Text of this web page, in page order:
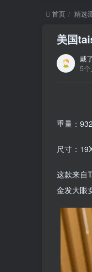
首页 精选
美国
戴
5
重量：
尺寸：
这款来自
金发大眼